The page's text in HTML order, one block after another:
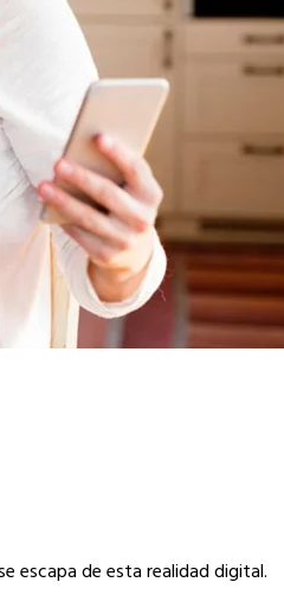
escapa de esta realidad digital.